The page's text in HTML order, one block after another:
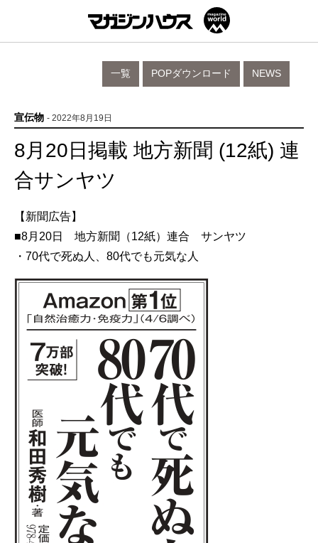
NEWS
POPダウンロード
一覧
宣伝物 - 2022年8月19日
8月20日掲載 地方新聞 (12紙) 連
合サンヤツ
【新聞広告】
■8月20日 地方新聞（12紙）連合 サンヤツ
・70代で死ぬ人、80代でも元気な人